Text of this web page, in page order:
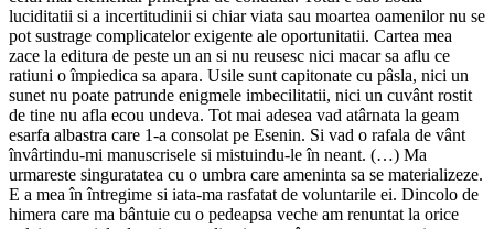
luciditatii si a incertitudinii si chiar viata sau moartea oamenilor nu se
pot sustrage complicatelor exigente ale oportunitatii. Cartea mea
zace la editura de peste un an si nu reusesc nici macar sa aflu ce
ratiuni o împiedica sa apara. Usile sunt capitonate cu pâsla, nici un
sunet nu poate patrunde enigmele imbecilitatii, nici un cuvânt rostit
de tine nu afla ecou undeva. Tot mai adesea vad atârnata la geam
esarfa albastra care 1-a consolat pe Esenin. Si vad o rafala de vânt
învârtindu-mi manuscrisele si mistuindu-le în neant. (…) Ma
urmareste singuratatea cu o umbra care ameninta sa se materializeze.
E a mea în întregime si iata-ma rasfatat de voluntarile ei. Dincolo de
himera care ma bântuie cu o pedeapsa veche am renuntat la orice